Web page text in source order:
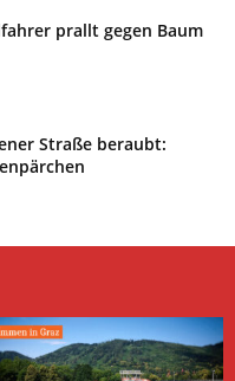
prallt gegen Baum
Straße beraubt: